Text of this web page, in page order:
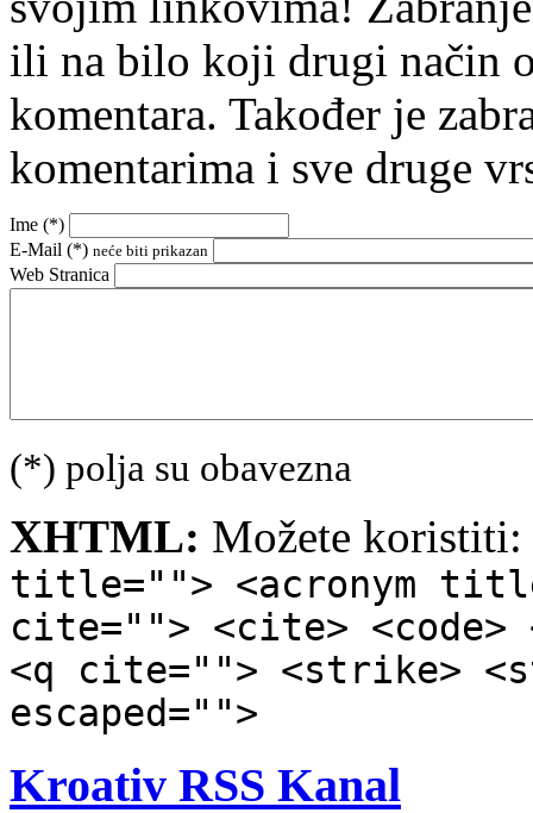
ili na bilo koji drugi način
komentara. Također je
komentarima i sve druge
Ime (*)
E-Mail (*) neće biti prikazan
Web Stranica
(*) polja su obavezna
XHTML: Možete koristiti:
title=""> <acronym
cite=""> <cite> <code>
<q cite=""> <strike>
escaped="">
Kroativ RSS Kanal